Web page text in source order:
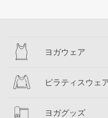
ヨガウェア
ピラティスウェ
ヨガグッズ